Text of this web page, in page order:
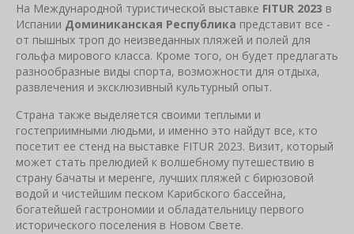
На Международной туристической выставке FITUR 2023 в
Испании Доминиканская Республика представит все -
от пышных троп до неизведанных пляжей и полей для
гольфа мирового класса. Кроме того, он будет предлагать
разнообразные виды спорта, возможности для отдыха,
развлечения и эксклюзивный культурный опыт.
Страна также выделяется своими теплыми и
гостеприимными людьми, и именно это найдут все, кто
посетит ее стенд на выставке FITUR 2023. Визит, который
может стать прелюдией к волшебному путешествию в
страну бачаты и меренге, лучших пляжей с бирюзовой
водой и чистейшим песком Карибского бассейна,
богатейшей гастрономии и обладательницу первого
исторического поселения в Новом Свете.